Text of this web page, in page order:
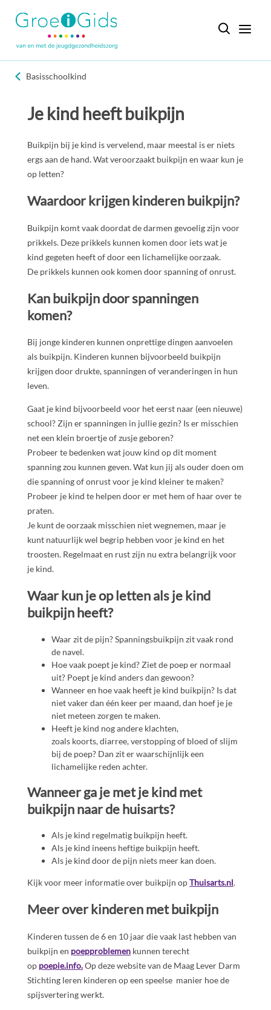
Basisschoolkind
Je kind heeft buikpijn
Buikpijn bij je kind is vervelend, maar meestal is er niets
ergs aan de hand. Wat veroorzaakt buikpijn en waar kun je
op letten?
Waardoor krijgen kinderen buikpijn?
Buikpijn komt vaak doordat de darmen gevoelig zijn voor
prikkels. Deze prikkels kunnen komen door iets wat je
kind gegeten heeft of door een lichamelijke oorzaak.
De prikkels kunnen ook komen door spanning of onrust.
Kan buikpijn door spanningen
komen?
Bij jonge kinderen kunnen onprettige dingen aanvoelen
als buikpijn. Kinderen kunnen bijvoorbeeld buikpijn
krijgen door drukte, spanningen of veranderingen in hun
leven.
Gaat je kind bijvoorbeeld voor het eerst naar (een nieuwe)
school? Zijn er spanningen in jullie gezin? Is er misschien
net een klein broertje of zusje geboren?
Probeer te bedenken wat jouw kind op dit moment
spanning zou kunnen geven. Wat kun jij als ouder doen om
die spanning of onrust voor je kind kleiner te maken?
Probeer je kind te helpen door er met hem of haar over te
praten.
Je kunt de oorzaak misschien niet wegnemen, maar je
kunt natuurlijk wel begrip hebben voor je kind en het
troosten. Regelmaat en rust zijn nu extra belangrijk voor
je kind.
Waar kun je op letten als je kind
buikpijn heeft?
Waar zit de pijn? Spanningsbuikpijn zit vaak rond
de navel.
Hoe vaak poept je kind? Ziet de poep er normaal
uit? Poept je kind anders dan gewoon?
Wanneer en hoe vaak heeft je kind buikpijn? Is dat
niet vaker dan één keer per maand, dan hoef je je
niet meteen zorgen te maken.
Heeft je kind nog andere klachten,
zoals koorts, diarree, verstopping of bloed of slijm
bij de poep? Dan zit er waarschijnlijk een
lichamelijke reden achter.
Wanneer ga je met je kind met
buikpijn naar de huisarts?
Als je kind regelmatig buikpijn heeft.
Als je kind ineens heftige buikpijn heeft.
Als je kind door de pijn niets meer kan doen.
Kijk voor meer informatie over buikpijn opThuisarts.nl.
Meer over kinderen met buikpijn
Kinderen tussen de 6 en 10 jaar die vaak last hebben van
buikpijn en poepproblemen kunnen terecht
op poepie.info.Op deze website van de Maag Lever Darm
Stichting leren kinderen op een speelse manier hoe de
spijsvertering werkt.